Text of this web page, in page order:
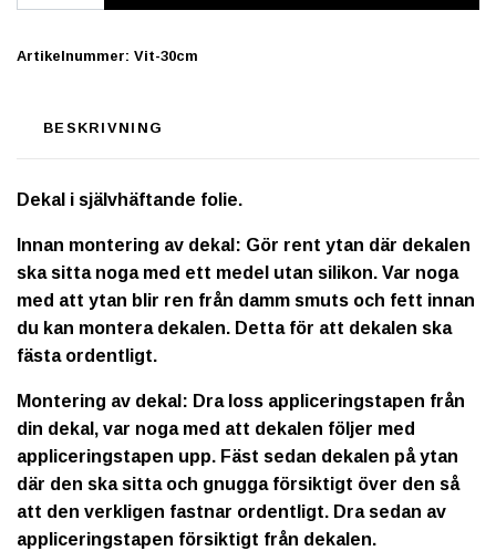
Artikelnummer: Vit-30cm
BESKRIVNING
Dekal i självhäftande folie.
Innan montering av dekal: Gör rent ytan där dekalen
ska sitta noga med ett medel utan silikon. Var noga
med att ytan blir ren från damm smuts och fett innan
du kan montera dekalen. Detta för att dekalen ska
fästa ordentligt.
Montering av dekal: Dra loss appliceringstapen från
din dekal, var noga med att dekalen följer med
appliceringstapen upp. Fäst sedan dekalen på ytan
där den ska sitta och gnugga försiktigt över den så
att den verkligen fastnar ordentligt. Dra sedan av
appliceringstapen försiktigt från dekalen.